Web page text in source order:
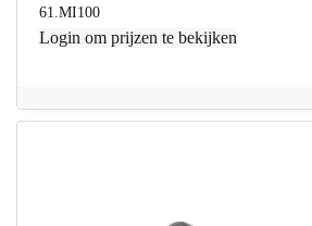
61.MI100
Login om prijzen te bekijken